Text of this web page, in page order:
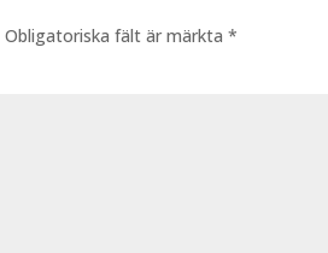
Obligatoriska fält är märkta*